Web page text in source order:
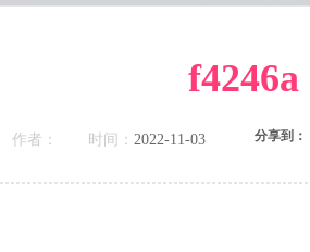
f4246a
作者： 时间： 2022-11-03 分享到：